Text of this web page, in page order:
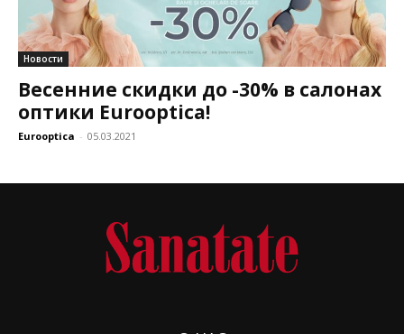
Новости
Весенние скидки до -30% в салонах
оптики Eurooptica!
Eurooptica - 05.03.2021